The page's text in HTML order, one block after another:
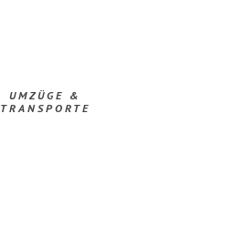
UMZÜGE &
TRANSPORTE